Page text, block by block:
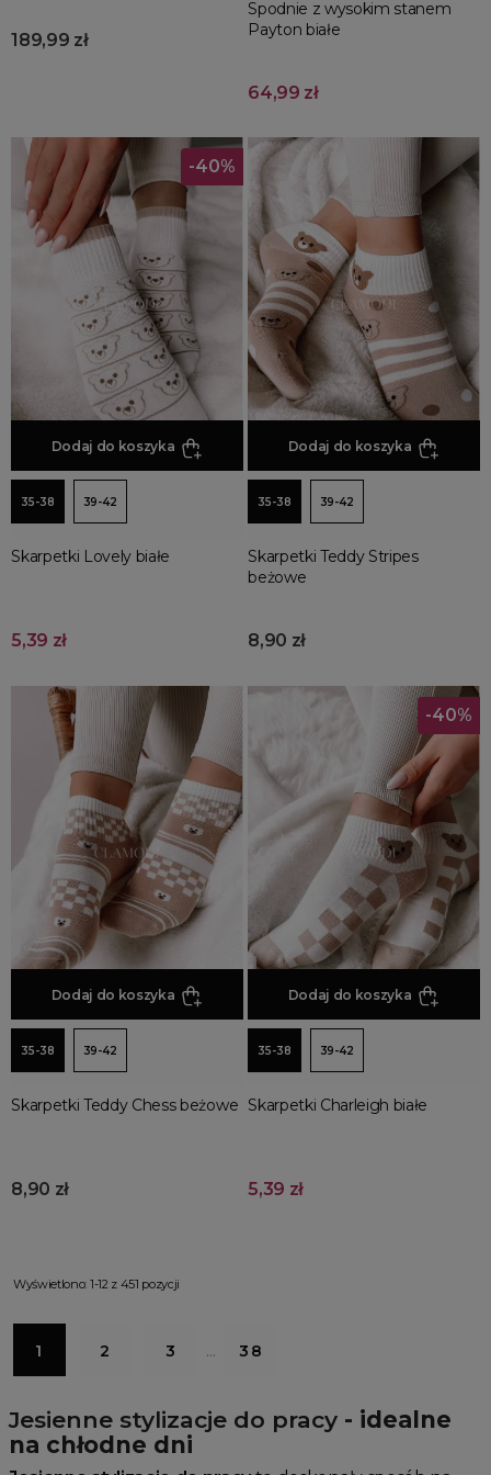
189,99 zł
Spodnie z wysokim stanem
Payton białe
64,99 zł
Dodaj do koszyka
35-38 39-42
Skarpetki Lovely białe
5,39 zł
-40%
Dodaj do koszyka
35-38 39-42
Skarpetki Teddy Stripes
beżowe
8,90 zł
Dodaj do koszyka
35-38 39-42
Skarpetki Teddy Chess beżowe
8,90 zł
Dodaj do koszyka
35-38 39-42
Skarpetki Charleigh białe
5,39 zł
-40%
Wyświetlono: 1-12 z 451 pozycji
1 2 3 … 38
Jesienne stylizacje do pracy - idealne
na chłodne dni